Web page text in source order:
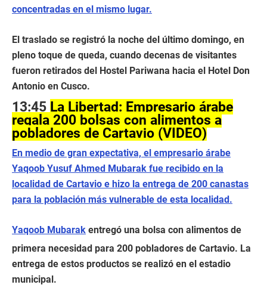
concentradas en el mismo lugar.
El traslado se registró la noche del último domingo, en
pleno toque de queda, cuando decenas de visitantes
fueron retirados del Hostel Pariwana hacia el Hotel Don
Antonio en Cusco.
13:45 La Libertad: Empresario árabe
regala 200 bolsas con alimentos a
pobladores de Cartavio (VIDEO)
En medio de gran expectativa, el empresario árabe
Yaqoob Yusuf Ahmed Mubarak fue recibido en la
localidad de Cartavio e hizo la entrega de 200 canastas
para la población más vulnerable de esta localidad.
Yaqoob Mubarak entregó una bolsa con alimentos de
primera necesidad para 200 pobladores de Cartavio. La
entrega de estos productos se realizó en el estadio
municipal.